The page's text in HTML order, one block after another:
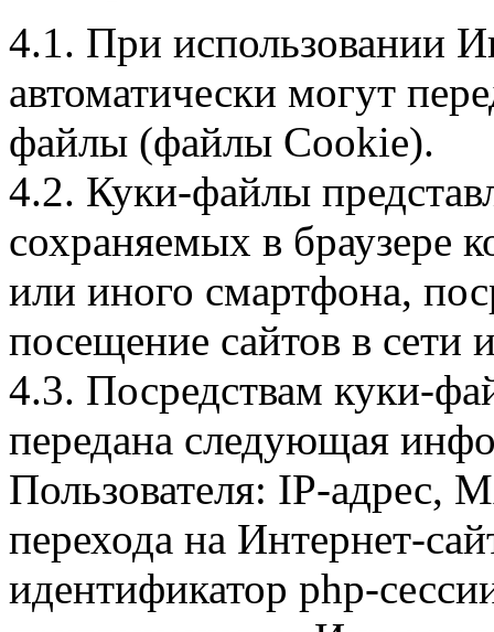
4.1. При использовании
автоматически могут
файлы (файлы Cookie).
4.2. Куки-файлы
сохраняемых в браузере
или иного смартфона,
посещение сайтов в сети
4.3. Посредствам куки-
передана следующая
Пользователя: IP-адрес,
перехода на Интернет-
идентификатор php-